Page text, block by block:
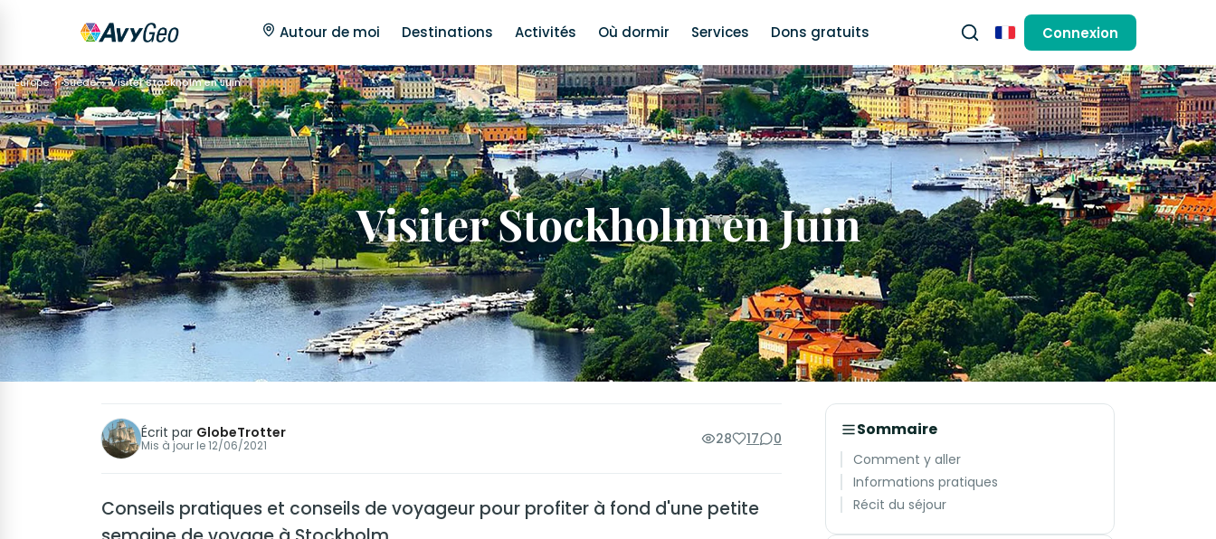
Autour de moi Destinations Activités Où dormir Services Dons gratuits FrançaisConnexion
Europe Suède Visiter Stockholm en Juin
Visiter Stockholm en Juin
Écrit par GlobeTrotter
Mis à jour le12/06/2021 28 17 0
Conseils pratiques et conseils de voyageur pour profiter à fond d'une petite
Sommaire
Comment y aller
Informations pratiques
Récit du séjour